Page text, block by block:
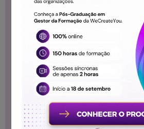
Multithreaded
Carga
Dinâmica de
Código
orientação a
objectos
java Technology -
Overview:
Java sE, EE and